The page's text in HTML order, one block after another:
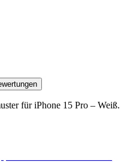
für iPhone 15 Pro – Weiß.